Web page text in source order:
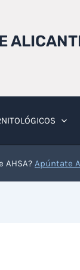
AHSA? Apúntate